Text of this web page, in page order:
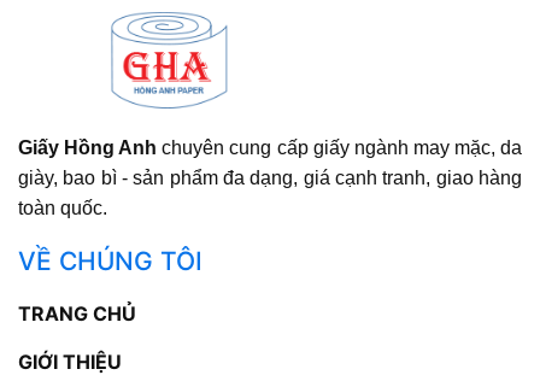
Giấy Hồng Anh chuyên cung cấp giấy ngành may mặc, da
giày, bao bì - sản phẩm đa dạng, giá cạnh tranh, giao hàng
toàn quốc.
VỀ CHÚNG TÔI
TRANG CHỦ
GIỚI THIỆU